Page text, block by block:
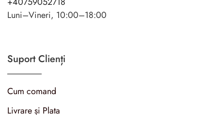
Luni–Vineri, 10:00–18:00
Suport Clienți
Cum comand
Livrare și Plata